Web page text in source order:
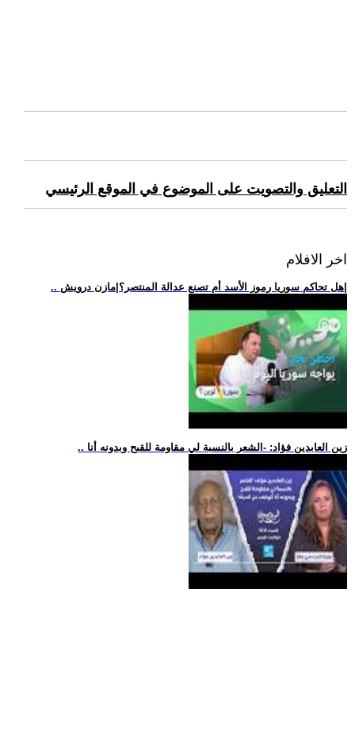
التعليق والتصويت على الموضوع في الموقع الرئيسي
اخر الافلام
.. زين العابدين فؤاد: -الشعر بالنسبة لي مقاومة للقبح وبدونه أنا